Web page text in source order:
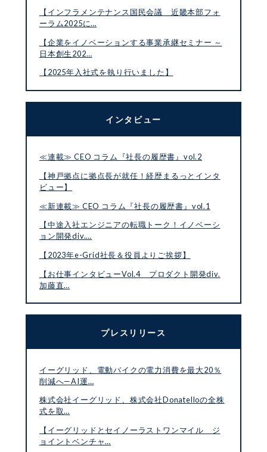
【インフラメンテナンス国民会議 近畿本部フォ
ーラム2025に…
【企業をイノベーションする事業承継セミナー ～
日本創生202…
【2025年入社式を執り行いました】
インタビュー
≪連載≫ CEO コラム『社長の履歴書』vol.2
【神戸拠点に拠点長が就任！経歴まるっとインタ
ビュー】
≪新連載≫ CEO コラム『社長の履歴書』vol.1
【中途入社エンジニアの転職トーク！イノベーシ
ョン開発div.…
【2023年e-Grid社長＆役員よりご挨拶】
【お仕事インタビューVol.4 プロダクト開発div.
加藤直…
プレスリリース
イーグリッド、電動バイクの電力消費を最大20％
削減へ—AI運…
株式会社イーグリッド、株式会社Donatelloの全株
式を取…
【イーグリッドとセイノーラストワンマイル ジ
ョイントベンチャ…